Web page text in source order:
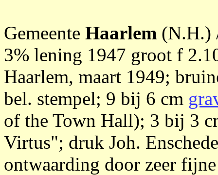
Gemeente Haarlem (N.H.)
3% lening 1947 groot f
Haarlem, maart 1949;
bel. stempel; 9 bij 6 cm
of the Town Hall); 3 bij 3
Virtus"; druk Joh.
ontwaarding door zeer